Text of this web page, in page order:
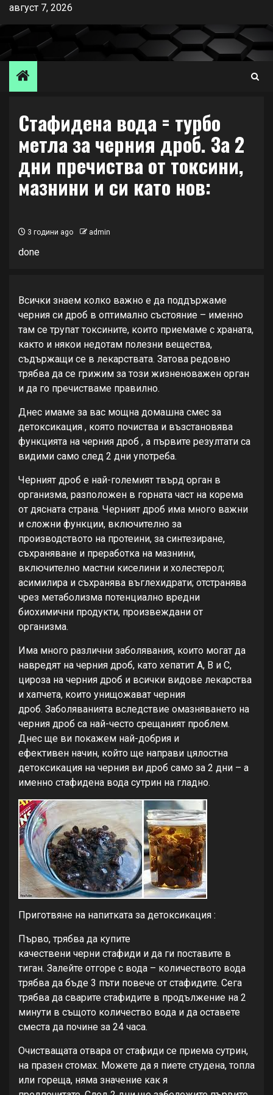
Skip
content
август 7, 2026
Стафидена вода = турбо
метла за черния дроб. За 2
дни пречиства от токсини,
мазнини и си като нов:
3 години ago admin
done
Всички знаем колко важно е да поддържаме
черния си дроб в оптимално състояние – именно
там се трупат токсините, които приемаме с храната,
както и някои недотам полезни вещества,
съдържащи се в лекарствата. Затова редовно
трябва да се грижим за този жизненоважен орган
и да го пречистваме правилно.
Днес имаме за вас мощна домашна смес за
детоксикация , която почиства и възстановява
функцията на черния дроб , а първите резултати са
видими само след 2 дни употреба.
Черният дроб е най-големият твърд орган в
организма, разположен в горната част на корема
от дясната страна. Черният дроб има много важни
и сложни функции, включително за
производството на протеини, за синтезиране,
съхраняване и преработка на мазнини,
включително мастни киселини и холестерол;
асимилира и съхранява въглехидрати; отстранява
чрез метаболизма потенциално вредни
биохимични продукти, произвеждани от
организма.
Има много различни заболявания, които могат да
навредят на черния дроб, като хепатит А, В и С,
цироза на черния дроб и всички видове лекарства
и хапчета, които унищожават черния
дроб. Заболяванията вследствие омазняването на
черния дроб са най-често срещаният проблем.
Днес ще ви покажем най-добрия и
ефективен начин, който ще направи цялостна
детоксикация на черния ви дроб само за 2 дни – а
именно стафидена вода сутрин на гладно.
Приготвяне на напитката за детоксикация :
Първо, трябва да купите
качествени черни стафиди и да ги поставите в
тиган. Залейте отгоре с вода – количеството вода
трябва да бъде 3 пъти повече от стафидите. Сега
трябва да сварите стафидите в продължение на 2
минути в същото количество вода и да оставете
сместа да почине за 24 часа.
Очистващата отвара от стафиди се приема сутрин,
на празен стомах. Можете да я пиете студена, топла
или гореща, няма значение как я